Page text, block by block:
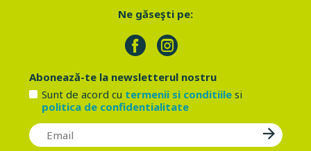
Ne găseşti pe:
Abonează-te la newsletterul nostru
Sunt de acord cu termenii si conditiilesi
politica de confidentialitate